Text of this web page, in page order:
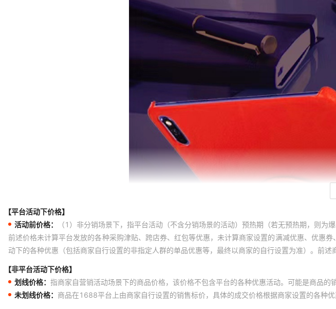
【平台活动下价格】
活动前价格：
（1）非分销场景下，指平台活动（不含分销场景的活动）预热期（若无预热期，则
前述价格未计算平台发放的各种采购津贴、跨店券、红包等优惠，未计算商家设置的满减优惠、优惠
动下的各种优惠（包括商家自行设置的非指定人群的单品优惠等，最终以商家的自行设置为准）。前
【非平台活动下价格】
划线价格： 指商家自营销活动场景下的商品价格，该价格不包含平台的各种优惠活动。可能是商品的
未划线价格： 商品在1688平台上由商家自行设置的销售标价，具体的成交价格根据商家设置的各种